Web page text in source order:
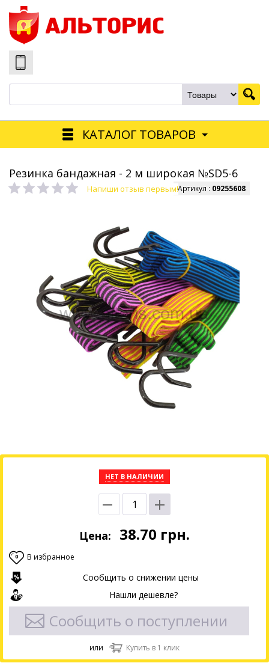
КАТАЛОГ ТОВАРОВ
Резинка бандажная - 2 м широкая №SD5-6
Напиши отзыв первым!Артикул : 09255608
НЕТ В НАЛИЧИИ
Цена: 38.70 грн.
0 В избранное
Сообщить о снижении цены
Нашли дешевле?
Сообщить о поступлении
или Купить в 1 клик